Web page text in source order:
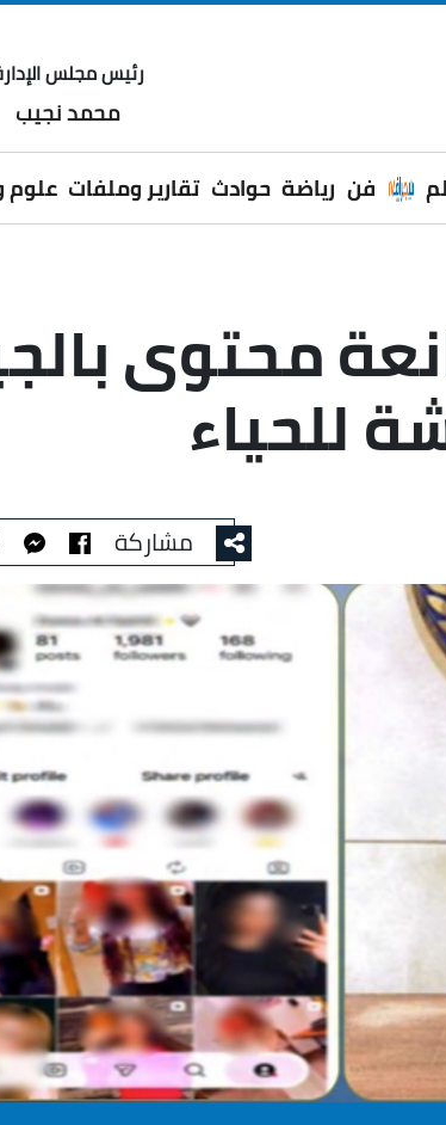
رئيس مجلس
محمد نجيب
فن رياضة حوادث تقارير وملفات علوم
محتوى
للحياء
مشاركة